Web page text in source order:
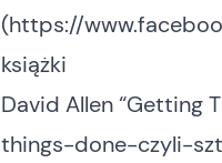
(https://
książki
David Allen “Getting
things-done-czyli-